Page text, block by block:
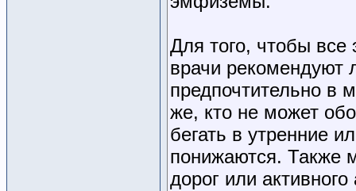
Для того, чтобы все
врачи рекомендуют
предпочтительно в
же, кто не может
бегать в утренние
понижаются. Также
дорог или